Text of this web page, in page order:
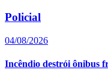
Policial
04/08/2026
Incêndio destrói ônibus